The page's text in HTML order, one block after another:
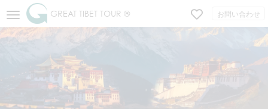
GREAT TIBET TOUR ® お問い合わせ